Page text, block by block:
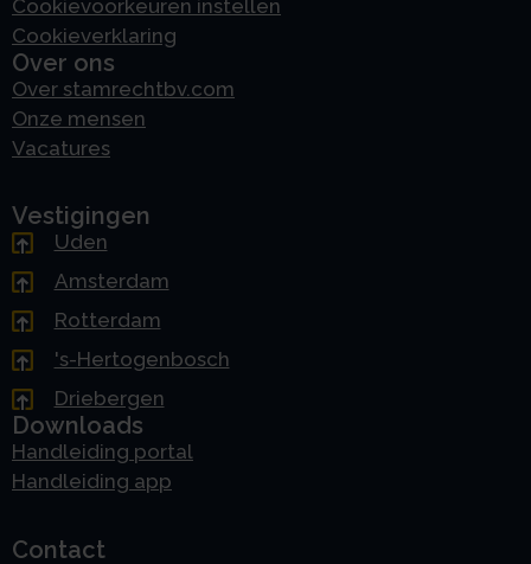
Cookievoorkeuren instellen
Cookieverklaring
Over ons
Over stamrechtbv.com
Onze mensen
Vacatures
Vestigingen
Uden
Amsterdam
Rotterdam
's-Hertogenbosch
Driebergen
Downloads
Handleiding portal
Handleiding app
Contact